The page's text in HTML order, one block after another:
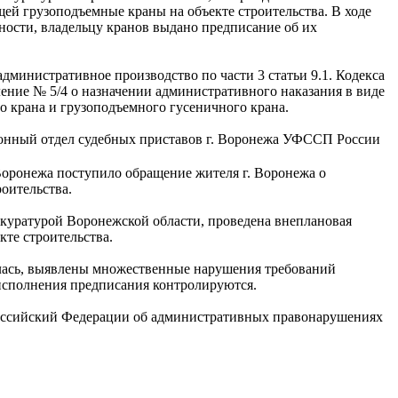
грузоподъемные краны на объекте строительства. В ходе
владельцу кранов выдано предписание об их
производство по части 3 статьи 9.1. Кодекса
№ 5/4 о назначении административного наказания в виде
и грузоподъемного гусеничного крана.
отдел судебных приставов г. Воронежа УФССП России
поступило обращение жителя г. Воронежа о
Воронежской области, проведена внеплановая
строительства.
выявлены множественные нарушения требований
предписания контролируются.
Федерации об административных правонарушениях